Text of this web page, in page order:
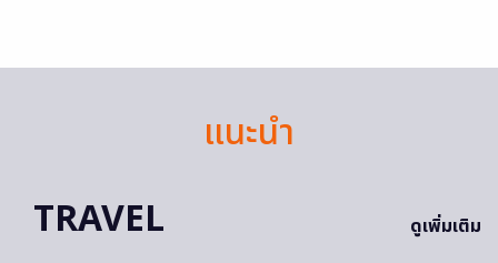
แนะนำ
TRAVEL
ดูเพิ่มเติม